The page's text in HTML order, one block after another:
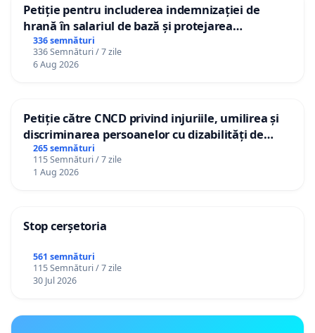
Petiție pentru includerea indemnizației de
hrană în salariul de bază și protejarea
gradațiilor de vechime pentru asistenții
personali
336 semnături
336 Semnături / 7 zile
6 Aug 2026
Petiție către CNCD privind injuriile, umilirea și
discriminarea persoanelor cu dizabilități de
către utilizatorul TikTok „Gorici”
265 semnături
115 Semnături / 7 zile
1 Aug 2026
Stop cerșetoria
561 semnături
115 Semnături / 7 zile
30 Jul 2026